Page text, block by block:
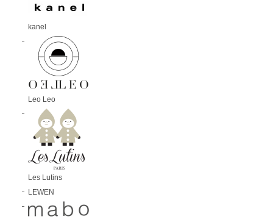
kanel
Leo Leo
Les Lutins
LEWEN